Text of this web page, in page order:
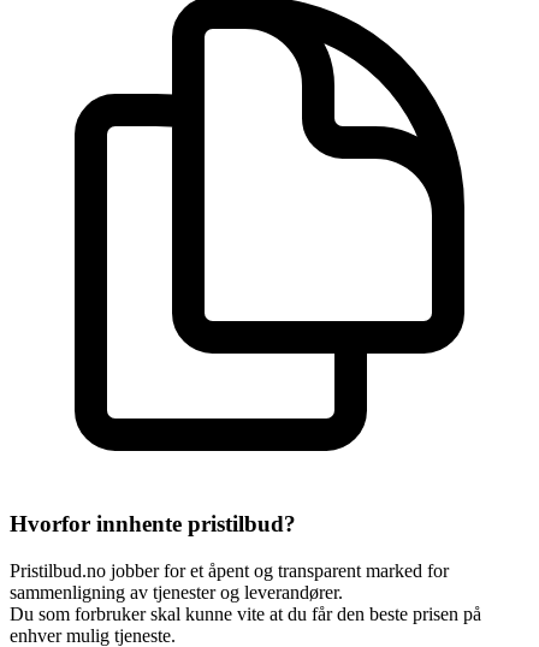
Hvorfor innhente pristilbud?
Pristilbud.no jobber for et åpent og transparent marked for
sammenligning av tjenester og leverandører.
Du som forbruker skal kunne vite at du får den beste prisen på
enhver mulig tjeneste.